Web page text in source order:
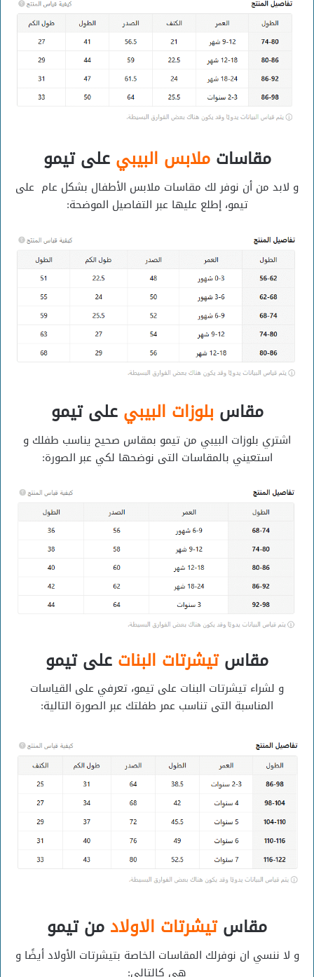
مقاساتملابس البيبي على تيمو
و لابد من أن نوفر لك مقاسات ملابس الأطفال بشكل عام على
تيمو، إطلع عليها عبر التفاصيل الموضحة:
مقاس بلوزات البيبي على تيمو
اشتري بلوزات البيبي من تيمو بمقاس صحيح يناسب طفلك و
استعيني بالمقاسات التى نوضحها لكي عبر الصورة:
مقاستيشرتات البنات على تيمو
و لشراء تيشرتات البنات على تيمو، تعرفي على القياسات
المناسبة التى تناسب عمر طفلتك عبر الصورة التالية:
مقاستيشرتات الاولاد من تيمو
و لا ننسي ان نوفرلك المقاسات الخاصة بتيشرتات الأولاد أيضًا و
هى كالتالي: